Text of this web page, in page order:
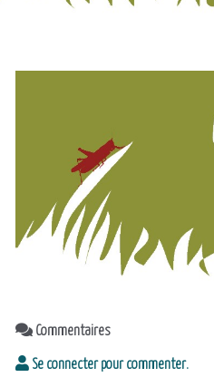
Commentaires
Se connecter pour commenter.